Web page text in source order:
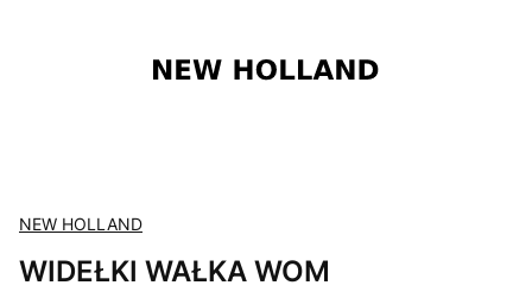
NEW HOLLAND
WIDEŁKI WAŁKA WOM